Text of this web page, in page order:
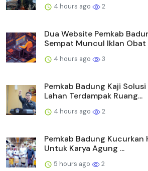
4 hours ago 2
Dua Website Pemkab
Sempat Muncul Iklan Obat
4 hours ago 3
Pemkab Badung Kaji
Lahan Terdampak Ruang...
4 hours ago 2
Pemkab Badung Kucurkan
Untuk Karya Agung ...
5 hours ago 2